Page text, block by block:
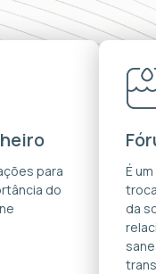
para
do
É
da